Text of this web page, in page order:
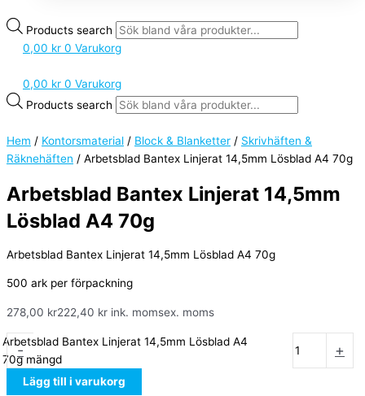
Products search
0,00 kr 0 Varukorg
0,00 kr 0 Varukorg
Products search
Hem / Kontorsmaterial / Block & Blanketter / Skrivhäften &
Räknehäften / Arbetsblad Bantex Linjerat 14,5mm Lösblad A4 70g
Arbetsblad Bantex Linjerat 14,5mm
Lösblad A4 70g
Arbetsblad Bantex Linjerat 14,5mm Lösblad A4 70g
500 ark per förpackning
278,00 kr222,40 kr ink. momsex. moms
-
Arbetsblad Bantex Linjerat 14,5mm Lösblad A4
70g mängd
+
Lägg till i varukorg